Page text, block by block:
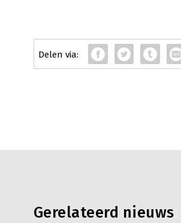
Gerelateerd nieuws